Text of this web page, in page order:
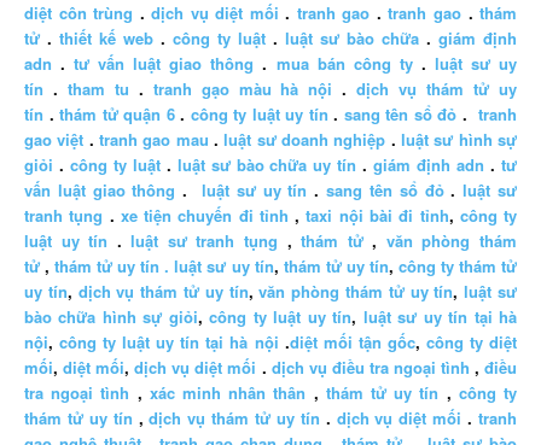
diệt côn trùng .dịch vụ diệt mối . tranh gao .tranh gao .thám
tử . thiết kế web . công ty luật . luật sư bào chữa . giám định
adn .tư vấn luật giao thông . mua bán công ty. luật sư uy
tín . tham tu . tranh gạo màu hà nội .dịch vụ thám tử uy
tín .thám tử quận 6. công ty luật uy tín . sang tên sổ đỏ .tranh
gao việt .tranh gao mau .luật sư doanh nghiệp .luật sư hình sự
giỏi . công ty luật. luật sư bào chữa uy tín .giám định adn .tư
vấn luật giao thông . luật sư uy tín .sang tên sổ đỏ.luật sư
tranh tụng . xe tiện chuyến đi tỉnh ,taxi nội bài đi tỉnh, công ty
luật uy tín .luật sư tranh tụng ,thám tử, văn phòng thám
tử ,thám tử uy tín . luật sư uy tín, thám tử uy tín, công ty thám tử
uy tín, dịch vụ thám tử uy tín,văn phòng thám tử uy tín,luật sư
bào chữa hình sự giỏi,công ty luật uy tín, luật sư uy tín tại hà
nội,công ty luật uy tín tại hà nội .diệt mối tận gốc, công ty diệt
mối,diệt mối,dịch vụ diệt mối . dịch vụ điều tra ngoại tình ,điều
tra ngoại tình , xác minh nhân thân , thám tử uy tín , công ty
thám tử uy tín ,dịch vụ thám tử uy tín . dịch vụ diệt mối .tranh